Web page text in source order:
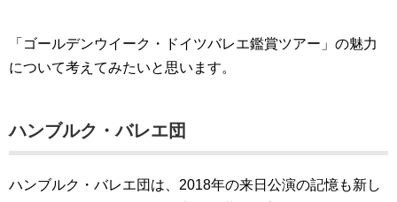
「ゴールデンウイーク・ドイツバレエ鑑賞ツアー」の魅力
について考えてみたいと思います。
ハンブルク・バレエ団
ハンブルク・バレエ団は、2018年の来日公演の記憶も新し